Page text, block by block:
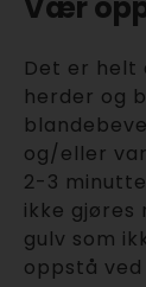
Det er helt
herder og
og/eller
2-3
ikke
gulv som
oppstå